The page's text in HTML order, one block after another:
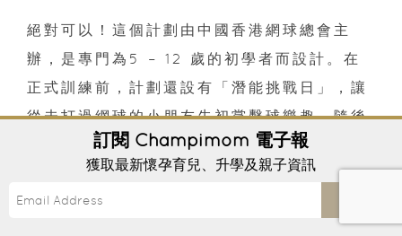
絕對可以！這個計劃由中國香港網球總會主
辦，是專門為5 – 12 歲的初學者而設計。在
正式訓練前，計劃還設有「潛能挑戰日」，讓
從未打過網球的小朋友先初嘗擊球樂趣，隨後
在7-8月進行有系統的基礎和體能訓練，非常
適合新手入門。
啟德體育園的花劍體驗班資助後只需
訂閱 Champimom 電子報
獲取最新懷孕育兒、升學及親子資訊